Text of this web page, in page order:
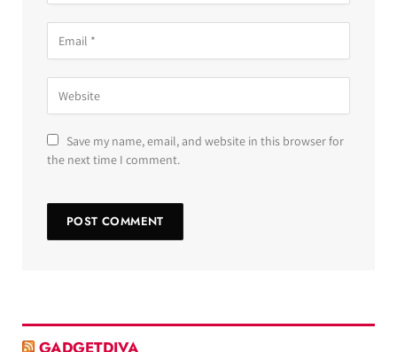
Save my name, email, and website in this browser for
the next time I comment.